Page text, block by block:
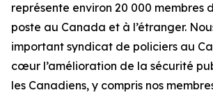
représente environ 20 000 membres
poste au Canada et à l’étranger.
important syndicat de policiers au
cœur l’amélioration de la sécurité
les Canadiens, y compris nos